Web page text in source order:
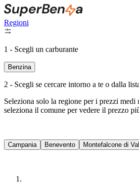
Regioni
1 - Scegli un carburante
Benzina
2 - Scegli se cercare intorno a te o dalla
Seleziona solo la regione per i prezzi
seleziona il comune per vedere il prezzo
Campania Benevento Montefalcone di